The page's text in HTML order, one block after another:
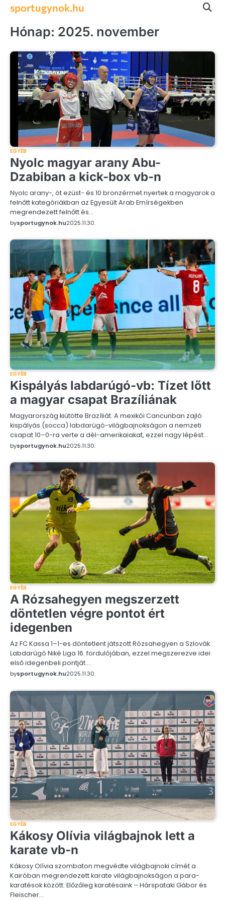
Skip
content
sportugynok.hu
Hónap: 2025. november
EGYÉB
Nyolc magyar arany Abu-
Dzabiban a kick-box vb-n
Nyolc arany-, öt ezüst- és 10 bronzérmet nyertek a magyarok a
felnőtt kategóriákban az Egyesült Arab Emírségekben
megrendezett felnőtt és…
bysportugynok.hu2025.11.30.
EGYÉB
Kispályás labdarúgó-vb: Tízet lőtt
a magyar csapat Brazíliának
Magyarország kiütötte Brazíliát. A mexikói Cancunban zajló
kispályás (socca) labdarúgó-világbajnokságon a nemzeti
csapat 10–0-ra verte a dél-amerikaiakat, ezzel nagy lépést…
bysportugynok.hu2025.11.30.
EGYÉB
A Rózsahegyen megszerzett
döntetlen végre pontot ért
idegenben
Az FC Kassa 1–1-es döntetlent játszott Rózsahegyen a Szlovák
Labdarúgó Niké Liga 16. fordulójában, ezzel megszerezve idei
első idegenbeli pontját.…
bysportugynok.hu2025.11.30.
EGYÉB
Kákosy Olívia világbajnok lett a
karate vb-n
Kákosy Olívia szombaton megvédte világbajnoki címét a
Kairóban megrendezett karate világbajnokságon a para-
karatésok között. Előzőleg karatésaink – Hárspataki Gábor és
Fleischer…